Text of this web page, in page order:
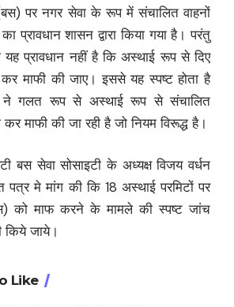
(बस) पर नगर सेवा के रूप में संचालित वाहनों
प्रावधान शासन द्वारा किया गया है। परंतु
प्रावधान नहीं है कि अस्थाई रूप से दिए
कर माफी की जाए। इससे यह स्पष्ट होता है
ने गलत रूप से अस्थाई रूप से संचालित
कर माफी की जा रही है जो नियम विरूद्ध है।
बस सेवा सोसाइटी के अध्यक्ष विजय वर्धन
पत्र मे मांग की कि 18 अस्थाई परमिटों पर
को माफ करने के मामले की स्पष्ट जांच
जाये।
Like